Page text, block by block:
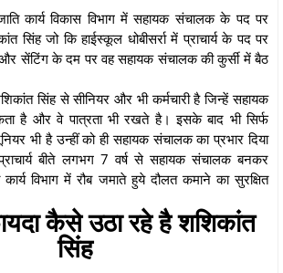
कार्य विकास विभाग में सहायक संचालक के पद पर
सिंह जो कि हाईस्कूल धोबीसर्रा में प्राचार्य के पद पर
सेंटिंग के दम पर वह सहायक संचालक की कुर्सी में बैठ
सिंह से सीनियर और भी कर्मचारी है जिन्हें सहायक
है और वे पात्रता भी रखते है। इसके बाद भी सिर्फ
भी है उन्हीं को ही सहायक संचालक का प्रभार दिया
बीते लगभग 7 वर्ष से सहायक संचालक बनकर
विभाग में रौब जमाते हुये दौलत कमाने का सुरक्षित
कैसे उठा रहे है शशिकांत
सिंह